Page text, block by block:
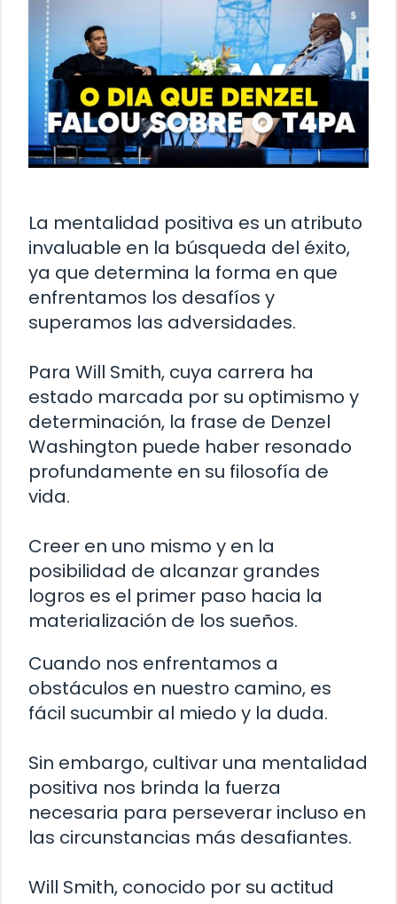
La mentalidad positiva es un atributo
invaluable en la búsqueda del éxito,
ya que determina la forma en que
enfrentamos los desafíos y
superamos las adversidades.
Para Will Smith, cuya carrera ha
estado marcada por su optimismo y
determinación, la frase de Denzel
Washington puede haber resonado
profundamente en su filosofía de
vida.
Creer en uno mismo y en la
posibilidad de alcanzar grandes
logros es el primer paso hacia la
materialización de los sueños.
Cuando nos enfrentamos a
obstáculos en nuestro camino, es
fácil sucumbir al miedo y la duda.
Sin embargo, cultivar una mentalidad
positiva nos brinda la fuerza
necesaria para perseverar incluso en
las circunstancias más desafiantes.
Will Smith, conocido por su actitud